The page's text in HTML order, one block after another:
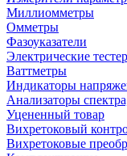
Миллиомметры
Омметры
Фазоуказатели
Электрические
Ваттметры
Индикаторы
Анализаторы
Уцененный товар
Вихретоковый
Вихретоковые